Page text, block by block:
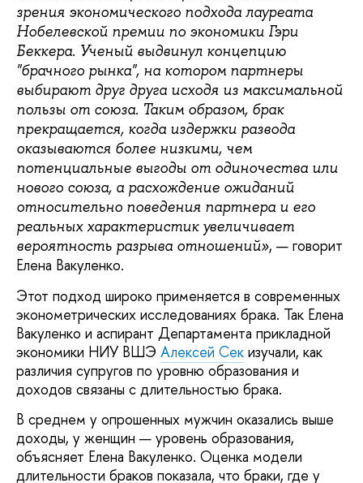
зрения экономического подхода лауреата
Нобелевской премии по экономики Гэри
Беккера. Ученый выдвинул концепцию
"брачного рынка", на котором партнеры
выбирают друг друга исходя из максимальной
пользы от союза. Таким образом, брак
прекращается, когда издержки развода
оказываются более низкими, чем
потенциальные выгоды от одиночества или
нового союза, а расхождение ожиданий
относительно поведения партнера и его
реальных характеристик увеличивает
вероятность разрыва отношений», — говорит
Елена Вакуленко.
Этот подход широко применяется в современных
эконометрических исследованиях брака. Так Елена
Вакуленко и аспирант Департамента прикладной
экономики НИУ ВШЭ Алексей Сек изучали, как
различия супругов по уровню образования и
доходов связаны с длительностью брака.
В среднем у опрошенных мужчин оказались выше
доходы, у женщин — уровень образования,
объясняет Елена Вакуленко. Оценка модели
длительности браков показала, что браки, где у